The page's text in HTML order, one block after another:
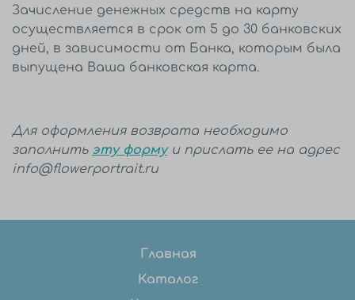
Зачисление денежных средств на карту
осуществляется в срок от 5 до 30 банковских
дней, в зависимости от Банка, которым была
выпущена Ваша банковская карта.
Для оформления возврата необходимо
заполнить эту формуи прислать ее на адрес
info@flowerportrait.ru
Главная
Каталог